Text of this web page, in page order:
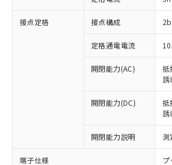
接点定格 接点構成 2b
定格通電電流
開閉能力(AC)
抵
開閉能力(DC)
抵
開閉能力説明
端子仕様 プ
ご利用条件
以下の条件をお読みいただき
ご利用ください。
本サービスは、当社制御
商品の当社在庫状況およ
(税抜)を提供させていた
非含有に対応した製品が提供
す。
対応予定：EU RoHS指令（10
有に対応した製品に切り替える
対応予定なし：EU RoHS指令
非含有に非対応の商品で、対
定はありません。
調査・確認中：EU RoHS指令
非含有の対応状況を調査中ま
非該当品：ライセンス料など
「○」：最大均質材料含有率
基準値以下であることを示しま